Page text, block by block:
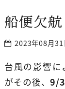
船便欠航
2023年08月31
台風の影響
がその後、9/